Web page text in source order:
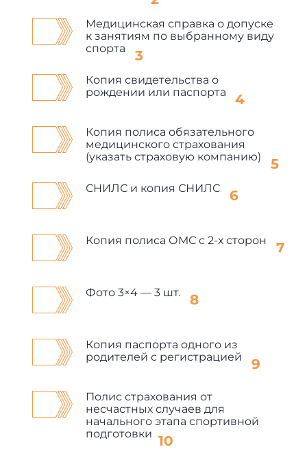
Медицинская справка о допуске
к занятиям по выбранному виду
спорта
Копия свидетельства о
рождении или паспорта
Копия полиса обязательного
медицинского страхования
(указать страховую компанию)
СНИЛС и копия СНИЛС
Копия полиса ОМС с 2-х сторон
Фото 3×4 — 3 шт.
Копия паспорта одного из
родителей с регистрацией
Полис страхования от
несчастных случаев для
начального этапа спортивной
подготовки